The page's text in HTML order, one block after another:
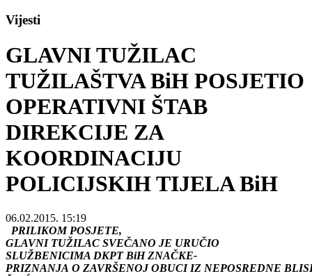
Vijesti
GLAVNI TUŽILAC
TUŽILAŠTVA BiH POSJETIO
OPERATIVNI ŠTAB
DIREKCIJE ZA
KOORDINACIJU
POLICIJSKIH TIJELA BiH
06.02.2015. 15:19
PRILIKOM POSJETE,
GLAVNI TUŽILAC SVEČANO JE URUČIO
SLUŽBENICIMA DKPT BiH ZNAČKE-
PRIZNANJA O ZAVRŠENOJ OBUCI IZ NEPOSREDNE